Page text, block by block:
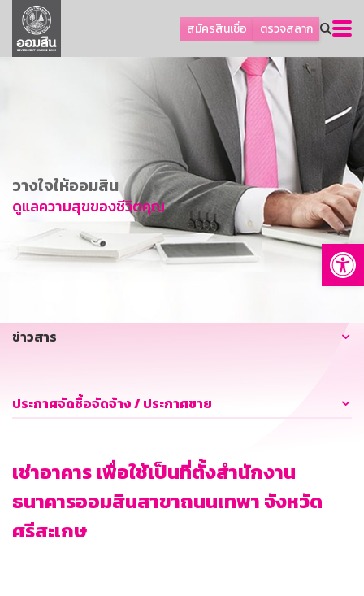
สมัครสินเชื่อ ตรวจสลาก
ลูกค้าธุรกิจ
ลูกค้าผู้ประกอบรายย่อย
การพัฒนาที่ยั่งยืน
ข่าวสาร
บริการทางการเงิน
อื่นๆ
วางใจให้ออมสิน
ดูแลความสุขของชีวิตคุณ
ข่าวสาร
ประกาศจัดซื้อจัดจ้าง / ประกาศขาย
เช่าอาคาร เพื่อใช้เป็นที่ตั้งสำนักงาน
ธนาคารออมสินสาขาถนนเทพา จังหวัด
ศรีสะเกษ